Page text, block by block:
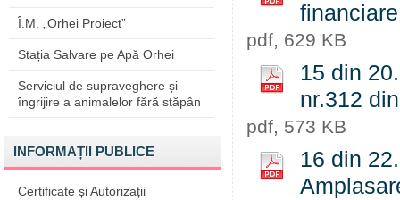
Î.M. „Orhei Proiect”
Stația Salvare pe Apă Orhei
Serviciul de supraveghere și
îngrijire a animalelor fără stăpân
INFORMAȚII PUBLICE
Certificate și Autorizații
pdf, 629 KB
15 din
nr.312
pdf, 573 KB
16 din